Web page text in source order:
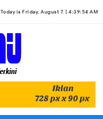
Today is Friday, August 7. | 4:39:54 AM